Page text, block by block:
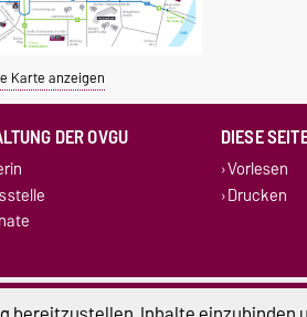
Karte anzeigen
DER OVGU DIESE
Vorlesen
Drucken